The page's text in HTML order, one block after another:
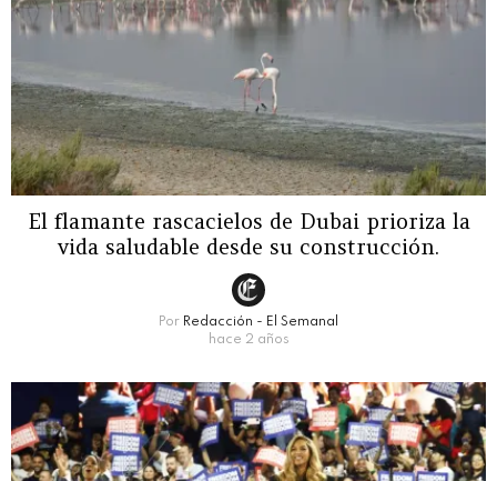
El flamante rascacielos de Dubai prioriza la
vida saludable desde su construcción.
Por Redacción - El Semanal
hace 2 años